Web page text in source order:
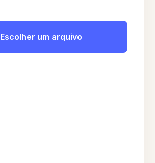
Escolher um arquivo